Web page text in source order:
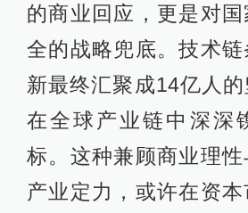
的商业回应，更是对
全的战略兜底。技术链
新最终汇聚成14亿人
在全球产业链中深深
标。这种兼顾商业理
产业定力，或许在资